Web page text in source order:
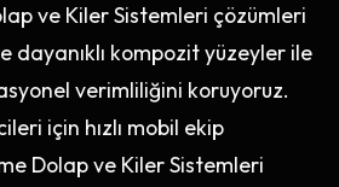
ve Kiler Sistemleri çözümleri
dayanıklı kompozit yüzeyler ile
verimliliğini koruyoruz.
için hızlı mobil ekip
Dolap ve Kiler Sistemleri